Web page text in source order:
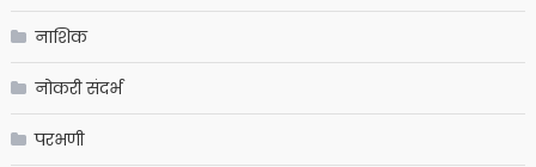
नाशिक
नोकरी संदर्भ
परभणी